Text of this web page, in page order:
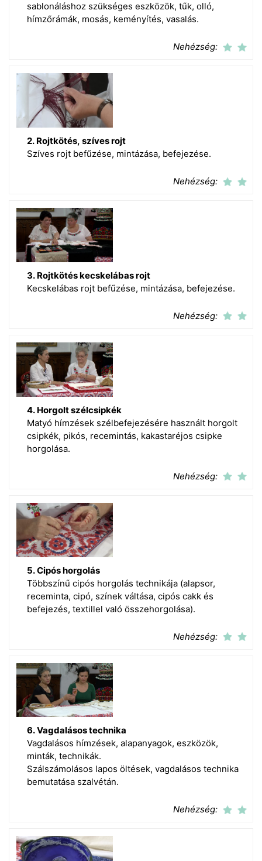
sablonáláshoz szükséges eszközök, tűk, olló,
hímzőrámák, mosás, keményítés, vasalás.
Nehézség:
2. Rojtkötés, szíves rojt
Szíves rojt befűzése, mintázása, befejezése.
Nehézség:
3. Rojtkötés kecskelábas rojt
Kecskelábas rojt befűzése, mintázása, befejezése.
Nehézség:
4. Horgolt szélcsipkék
Matyó hímzések szélbefejezésére használt horgolt
csipkék, pikós, recemintás, kakastaréjos csipke
horgolása.
Nehézség:
5. Cipós horgolás
Többszínű cipós horgolás technikája (alapsor,
receminta, cipó, színek váltása, cipós cakk és
befejezés, textillel való összehorgolása).
Nehézség:
6. Vagdalásos technika
Vagdalásos hímzések, alapanyagok, eszközök,
minták, technikák.
Szálszámolásos lapos öltések, vagdalásos technika
bemutatása szalvétán.
Nehézség: